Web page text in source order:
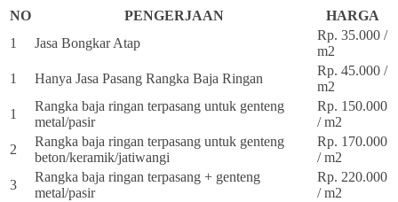
NO PENGERJAAN
HARGA
1
Jasa Bongkar Atap
Rp. 35.000 /
m2
1
Hanya Jasa Pasang Rangka Baja Ringan
Rp. 45.000 /
m2
1
Rangka baja ringan terpasang untuk genteng
metal/pasir
Rp. 150.000
/ m2
2
Rangka baja ringan terpasang untuk genteng
beton/keramik/jatiwangi
Rp. 170.000
/ m2
3
Rangka baja ringan terpasang + genteng
metal/pasir
Rp. 220.000
/ m2